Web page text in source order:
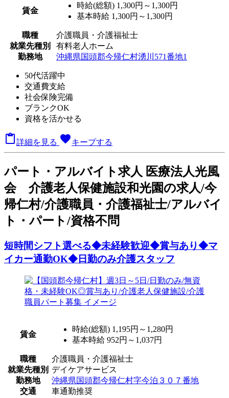
賃金
時給(総額) 1,300円～1,300円
基本時給 1,300円～1,300円
職種
介護職員・介護福祉士
就業先種別
有料老人ホーム
勤務地
沖縄県国頭郡今帰仁村湧川571番地1
50代活躍中
交通費支給
社会保険完備
ブランクOK
資格を活かせる
詳細を見る favoriteキープする
パート ・アルバイト求人 医療法人光風
会 介護老人保健施設和光園の求人/今
帰仁村/介護職員・介護福祉士/アルバイ
ト・パート/資格不問
短時間シフト選べる◆未経験歓迎◆賞与あり◆マ
イカー通勤OK◆日勤のみ介護スタッフ
賃金
時給(総額) 1,195円～1,280円
基本時給 952円～1,037円
職種
介護職員・介護福祉士
就業先種別 デイケアサービス
勤務地
沖縄県国頭郡今帰仁村字今泊３０７番地
交通
車通勤推奨